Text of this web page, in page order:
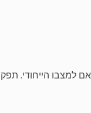
למצבו הייחודי.